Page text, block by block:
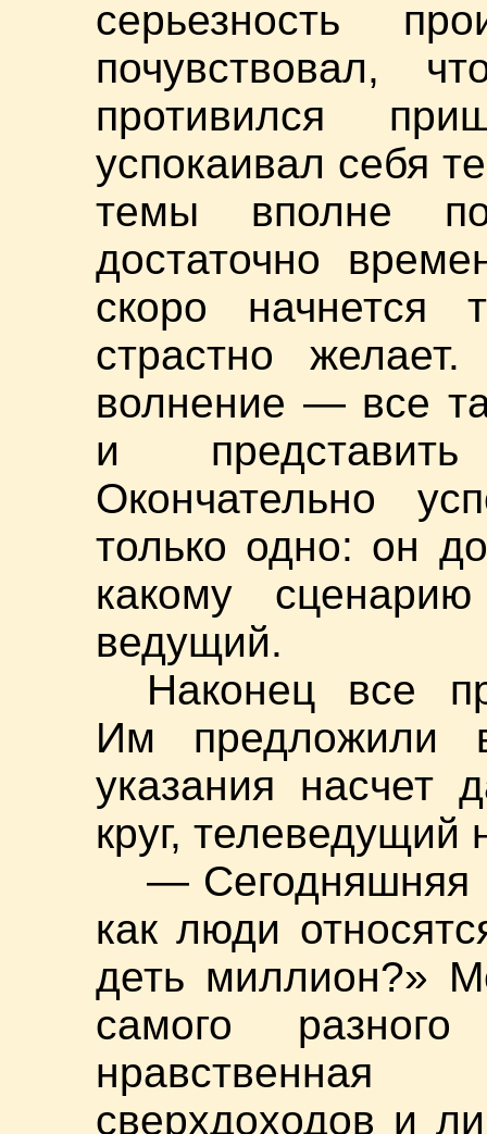
серьезность
почувствовал,
противился
успокаивал себя
темы вполне
достаточно
скоро
страстно
волнение — все
и
Окончательно
только одно: он
какому
ведущий.
Наконец все
Им предложили
указания насчет
круг, телеведущий
— Сегодняшняя
как люди
деть миллион?»
самого
сверхдоходов и